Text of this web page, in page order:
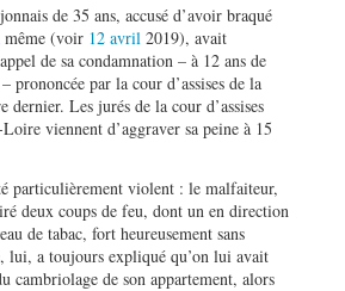
de 35 ans, accusé d’avoir braqué
même (voir 12 avril 2019), avait
de sa condamnation – à 12 ans de
prononcée par la cour d’assises de la
dernier. Les jurés de la cour d’assises
viennent d’aggraver sa peine à 15
particulièrement violent : le malfaiteur,
deux coups de feu, dont un en direction
de tabac, fort heureusement sans
lui, a toujours expliqué qu’on lui avait
cambriolage de son appartement, alors